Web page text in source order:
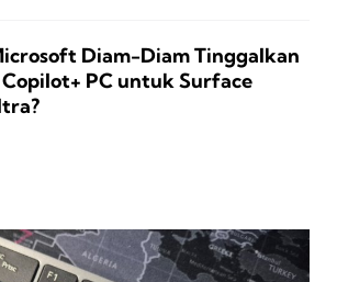
Diam-Diam Tinggalkan
PC untuk Surface